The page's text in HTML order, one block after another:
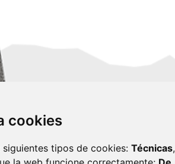
cookies
tipos de cookies: Técnicas,